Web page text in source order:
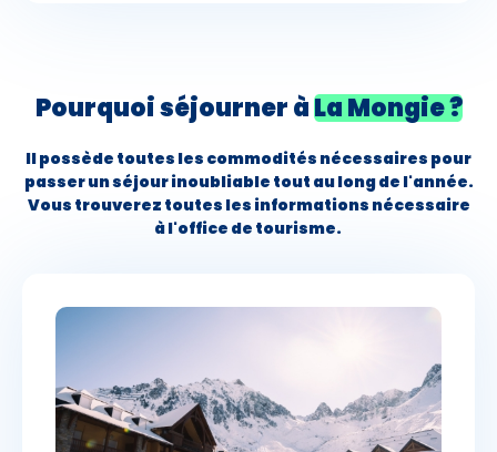
Pourquoi séjourner àLa Mongie ?
Il possède toutes les commodités nécessaires pour
passer un séjour inoubliable tout au long de l'année.
Vous trouverez toutes les informations nécessaire
à l'office de tourisme.